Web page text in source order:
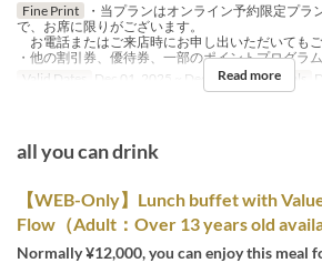
Fine Print
・当プランはオンライン予約限定プラ
で、お席に限りがございます。
お電話またはご来店時にお申し出いただいてもご
・他の割引券、優待券、一部のポイントプログラ
Valid Dates
Dec 01, 2025 ~ Dec 19, 2025 Meals
Read more
all you can drink
【WEB-Only】Lunch buffet with
Flow（Adult：Over 13 years old
Normally ¥12,000, you can enjoy this meal